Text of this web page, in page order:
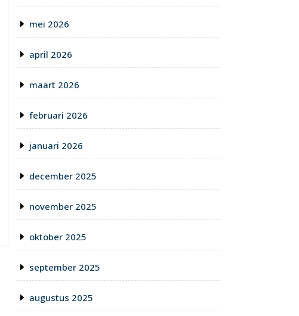
mei 2026
april 2026
maart 2026
februari 2026
januari 2026
december 2025
november 2025
oktober 2025
september 2025
augustus 2025